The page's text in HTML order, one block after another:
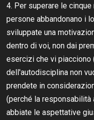
4. Per superare le
persone abbandonano i
sviluppate una
dentro di voi, non dai
esercizi che vi piacciono
dell'autodisciplina non
prendete in
(perché la responsabilità
abbiate le aspettative